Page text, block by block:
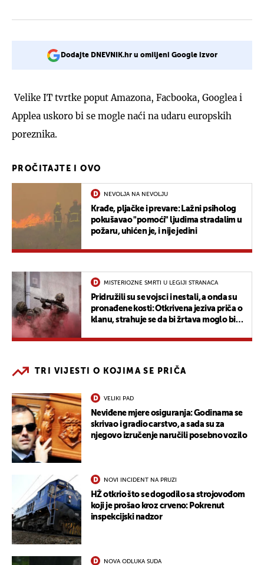
Dodajte DNEVNIK.hr u omiljeni Google izvor
Velike IT tvrtke poput Amazona, Facbooka, Googlea i
Applea uskoro bi se mogle naći na udaru europskih
poreznika.
PROČITAJTE I OVO
NEVOLJA NA NEVOLJU
Krađe, pljačke i prevare: Lažni psiholog
pokušavao "pomoći" ljudima stradalim u
požaru, uhićen je, i nije jedini
MISTERIOZNE SMRTI U LEGIJI STRANACA
Pridružili su se vojsci i nestali, a onda su
pronađene kosti: Otkrivena jeziva priča o
klanu, strahuje se da bi žrtava moglo biti
TRI VIJESTI O KOJIMA SE PRIČA
VELIKI PAD
Neviđene mjere osiguranja: Godinama se
skrivao i gradio carstvo, a sada su za
njegovo izručenje naručili posebno vozilo
NOVI INCIDENT NA PRUZI
HŽ otkrio što se dogodilo sa strojovođom
koji je prošao kroz crveno: Pokrenut
inspekcijski nadzor
NOVA ODLUKA SUDA